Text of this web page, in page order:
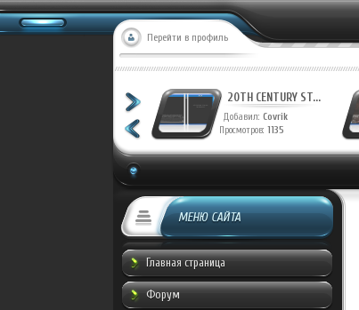
Перейти в профиль
ФАНТАСТИЧЕСКАЯ ...
Добавил:Munche
Просмотров:937
МЕНЮ САЙТА
Главная страница
Форум